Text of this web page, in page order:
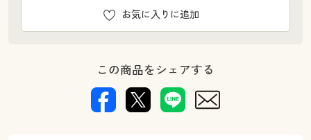
お気に入りに追加
この商品をシェアする